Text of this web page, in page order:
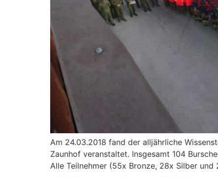
Am 24.03.2018 fand der alljährliche
Zaunhof veranstaltet. Insgesamt 104
Alle Teilnehmer (55x Bronze, 28x Silber